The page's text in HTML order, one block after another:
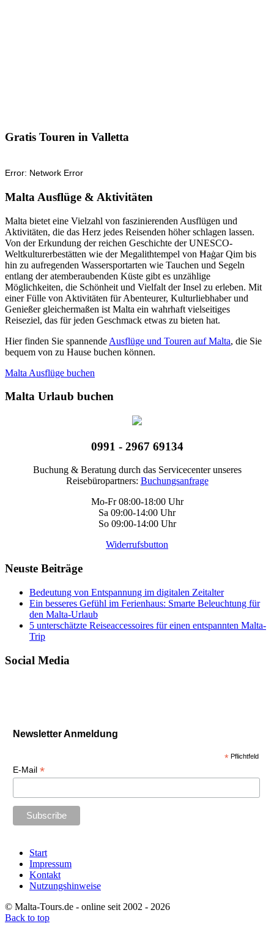
Gratis Touren in Valletta
Malta Ausflüge & Aktivitäten
Malta bietet eine Vielzahl von faszinierenden Ausflügen und
Aktivitäten, die das Herz jedes Reisenden höher schlagen lassen.
Von der Erkundung der reichen Geschichte der UNESCO-
Weltkulturerbestätten wie der Megalithtempel von Ħaġar Qim bis
hin zu aufregenden Wassersportarten wie Tauchen und Segeln
entlang der atemberaubenden Küste gibt es unzählige
Möglichkeiten, die Schönheit und Vielfalt der Insel zu erleben. Mit
einer Fülle von Aktivitäten für Abenteurer, Kulturliebhaber und
Genießer gleichermaßen ist Malta ein wahrhaft vielseitiges
Reiseziel, das für jeden Geschmack etwas zu bieten hat.
Hier finden Sie spannende Ausflüge und Touren auf Malta, die Sie
bequem von zu Hause buchen können.
Malta Ausflüge buchen
Malta Urlaub buchen
0991 - 2967 69134
Buchung & Beratung durch das Servicecenter unseres
Reisebüropartners: Buchungsanfrage
Mo-Fr 08:00-18:00 Uhr
Sa 09:00-14:00 Uhr
So 09:00-14:00 Uhr
Widerrufsbutton
Neuste Beiträge
Bedeutung von Entspannung im digitalen Zeitalter
Ein besseres Gefühl im Ferienhaus: Smarte Beleuchtung für
den Malta-Urlaub
5 unterschätzte Reiseaccessoires für einen entspannten Malta-
Trip
Social Media
Newsletter Anmeldung
* Pflichtfeld
E-Mail *
Start
Impressum
Kontakt
Nutzungshinweise
© Malta-Tours.de - online seit 2002 - 2026
Back to top